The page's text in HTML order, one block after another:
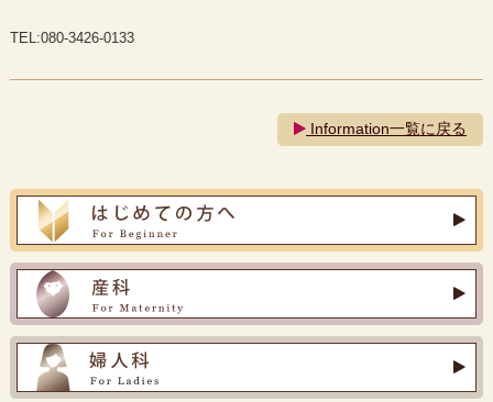
TEL:080-3426-0133
Information一覧に戻る